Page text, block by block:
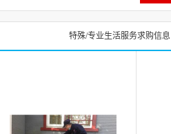
特殊/专业生活服务求购信息